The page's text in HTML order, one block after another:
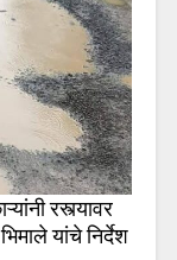
रस्त्यावर
यांचे निर्देश